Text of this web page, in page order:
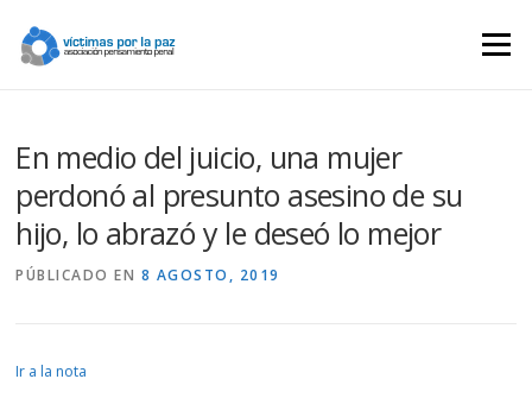
contenido
Menú
En medio del juicio, una mujer
perdonó al presunto asesino de su
hijo, lo abrazó y le deseó lo mejor
PÚBLICADO EN 8 AGOSTO, 2019
Ir a la nota